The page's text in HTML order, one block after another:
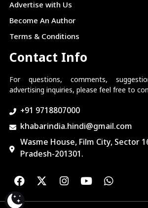
Advertise with Us
Become An Author
Terms & Conditions
Contact Info
For questions, comments,
advertising inquiries, please feel free to
+91 9718807000
khabarindia.hindi@gmail.com
Wasme House, Film City, Sector
Pradesh-201301.